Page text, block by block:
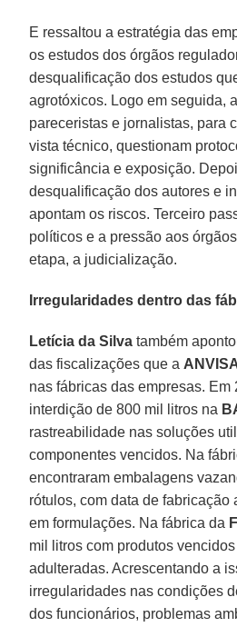
E ressaltou a estratégia das
os estudos dos órgãos
desqualificação dos estudos
agrotóxicos. Logo em seguida,
pareceristas e jornalistas, para
vista técnico, questionam
significância e exposição.
desqualificação dos autores e
apontam os riscos. Terceiro
políticos e a pressão aos
etapa, a judicialização.
Irregularidades dentro das
Letícia da Silva também
das fiscalizações que a
nas fábricas das empresas. Em
interdição de 800 mil litros na
rastreabilidade nas soluções
componentes vencidos. Na
encontraram embalagens
rótulos, com data de fabricação
em formulações. Na fábrica da
mil litros com produtos
adulteradas. Acrescentando a
irregularidades nas condições
dos funcionários, problemas